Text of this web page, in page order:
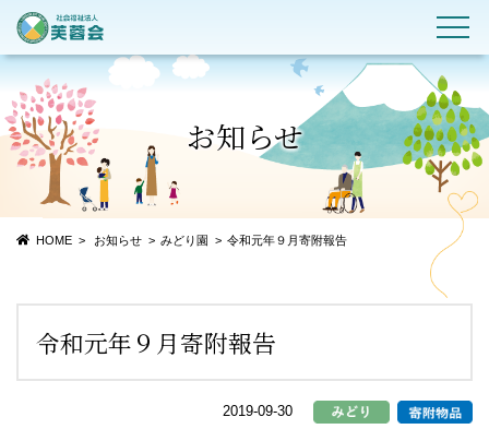
お知らせ
HOME お知らせ みどり園 令和元年９月寄附報告
令和元年９月寄附報告
2019-09-30